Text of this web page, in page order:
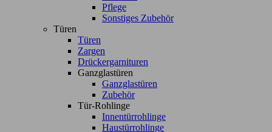
Pflege
Sonstiges Zubehör
Türen
Türen
Zargen
Drückergarnituren
Ganzglastüren
Ganzglastüren
Zubehör
Tür-Rohlinge
Innentürrohlinge
Haustürrohlinge